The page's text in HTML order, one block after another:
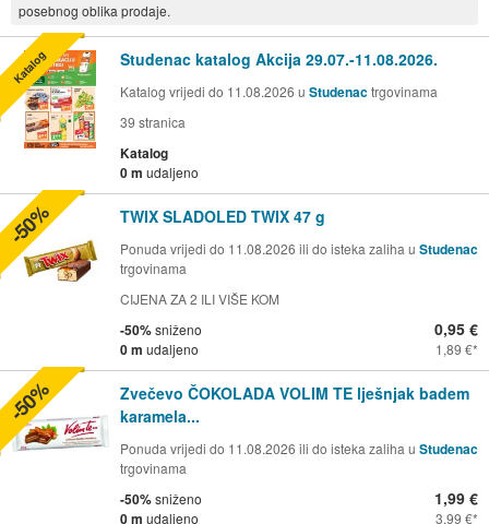
posebnog oblika prodaje.
Studenac katalog Akcija 29.07.-11.08.2026.
Katalog vrijedi do 11.08.2026 u Studenactrgovinama
39 stranica
Katalog
0 m udaljeno
Katalog
TWIX SLADOLED TWIX 47 g
Ponuda vrijedi do 11.08.2026 ili do isteka zaliha u Studenac
trgovinama
CIJENA ZA 2 ILI VIŠE KOM
-50%sniženo
0 m udaljeno
0,95 €
1,89 €
-50%
Zvečevo ČOKOLADA VOLIM TE lješnjak badem
karamela...
Ponuda vrijedi do 11.08.2026 ili do isteka zaliha u Studenac
trgovinama
-50%sniženo
0 m udaljeno
1,99 €
3,99 €
-50%